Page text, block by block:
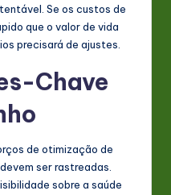
Se os custos de
que o valor de vida
precisará de ajustes.
Chave
de otimização de
ser rastreadas.
sobre a saúde